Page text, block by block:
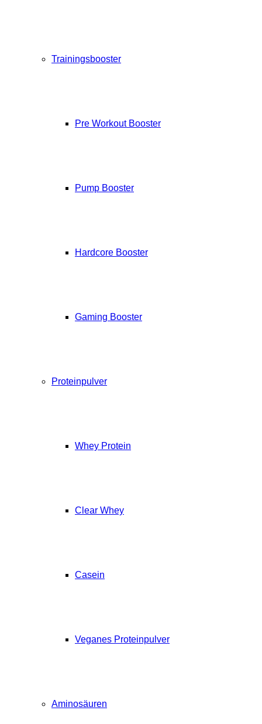
Trainingsbooster
Pre Workout Booster
Pump Booster
Hardcore Booster
Gaming Booster
Proteinpulver
Whey Protein
Clear Whey
Casein
Veganes Proteinpulver
Aminosäuren